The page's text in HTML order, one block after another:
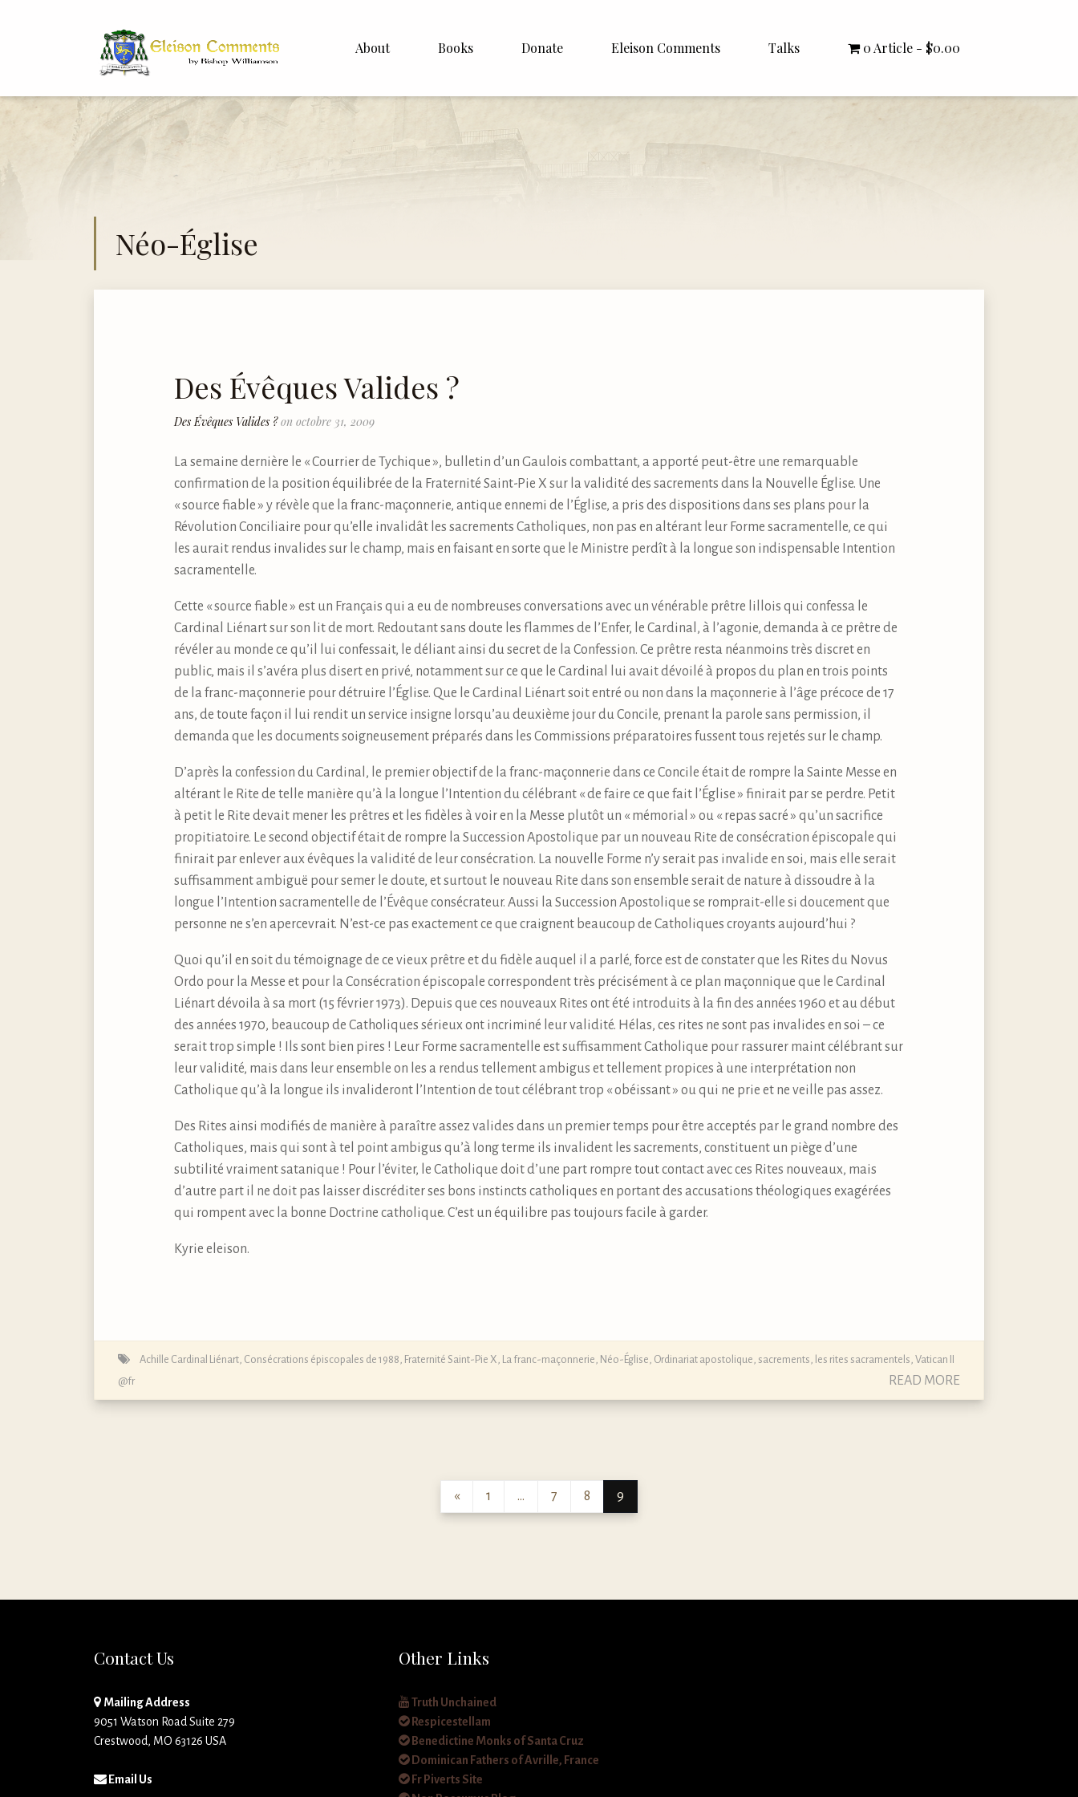
About
Bishop Williamson
Dr. White
Books Donate Eleison Comments
Italiano
Talks
Rector Letters
0 Article $0.00
Néo-Église
Des Évêques Valides ?
Des Évêques Valides ?on octobre 31, 2009
La semaine dernière le « Courrier de Tychique », bulletin d’un Gaulois combattant, a apporté peut-être une remarquable
confirmation de la position équilibrée de la Fraternité Saint-Pie X sur la validité des sacrements dans la Nouvelle Église. Une
« source fiable » y révèle que la franc-maçonnerie, antique ennemi de l’Église, a pris des dispositions dans ses plans pour la
Révolution Conciliaire pour qu’elle invalidât les sacrements Catholiques, non pas en altérant leur Forme sacramentelle, ce qui
les aurait rendus invalides sur le champ, mais en faisant en sorte que le Ministre perdît à la longue son indispensable Intention
sacramentelle.
Cette « source fiable » est un Français qui a eu de nombreuses conversations avec un vénérable prêtre lillois qui confessa le
Cardinal Liénart sur son lit de mort. Redoutant sans doute les flammes de l’Enfer, le Cardinal, à l’agonie, demanda à ce prêtre de
révéler au monde ce qu’il lui confessait, le déliant ainsi du secret de la Confession. Ce prêtre resta néanmoins très discret en
public, mais il s’avéra plus disert en privé, notamment sur ce que le Cardinal lui avait dévoilé à propos du plan en trois points
de la franc-maçonnerie pour détruire l’Église. Que le Cardinal Liénart soit entré ou non dans la maçonnerie à l’âge précoce de 17
ans, de toute façon il lui rendit un service insigne lorsqu’au deuxième jour du Concile, prenant la parole sans permission, il
demanda que les documents soigneusement préparés dans les Commissions préparatoires fussent tous rejetés sur le champ.
D’après la confession du Cardinal, le premier objectif de la franc-maçonnerie dans ce Concile était de rompre la Sainte Messe en
altérant le Rite de telle manière qu’à la longue l’Intention du célébrant « de faire ce que fait l’Église » finirait par se perdre. Petit
à petit le Rite devait mener les prêtres et les fidèles à voir en la Messe plutôt un « mémorial » ou « repas sacré » qu’un sacrifice
propitiatoire. Le second objectif était de rompre la Succession Apostolique par un nouveau Rite de consécration épiscopale qui
finirait par enlever aux évêques la validité de leur consécration. La nouvelle Forme n’y serait pas invalide en soi, mais elle serait
suffisamment ambiguë pour semer le doute, et surtout le nouveau Rite dans son ensemble serait de nature à dissoudre à la
longue l’Intention sacramentelle de l’Évêque consécrateur. Aussi la Succession Apostolique se romprait-elle si doucement que
personne ne s’en apercevrait. N’est-ce pas exactement ce que craignent beaucoup de Catholiques croyants aujourd’hui ?
Quoi qu’il en soit du témoignage de ce vieux prêtre et du fidèle auquel il a parlé, force est de constater que les Rites du Novus
Ordo pour la Messe et pour la Consécration épiscopale correspondent très précisément à ce plan maçonnique que le Cardinal
Liénart dévoila à sa mort (15 février 1973). Depuis que ces nouveaux Rites ont été introduits à la fin des années 1960 et au début
des années 1970, beaucoup de Catholiques sérieux ont incriminé leur validité. Hélas, ces rites ne sont pas invalides en soi – ce
serait trop simple ! Ils sont bien pires ! Leur Forme sacramentelle est suffisamment Catholique pour rassurer maint célébrant sur
leur validité, mais dans leur ensemble on les a rendus tellement ambigus et tellement propices à une interprétation non
Catholique qu’à la longue ils invalideront l’Intention de tout célébrant trop « obéissant » ou qui ne prie et ne veille pas assez.
Des Rites ainsi modifiés de manière à paraître assez valides dans un premier temps pour être acceptés par le grand nombre des
Catholiques, mais qui sont à tel point ambigus qu’à long terme ils invalident les sacrements, constituent un piège d’une
subtilité vraiment satanique ! Pour l’éviter, le Catholique doit d’une part rompre tout contact avec ces Rites nouveaux, mais
d’autre part il ne doit pas laisser discréditer ses bons instincts catholiques en portant des accusations théologiques exagérées
qui rompent avec la bonne Doctrine catholique. C’est un équilibre pas toujours facile à garder.
Kyrie eleison.
Achille Cardinal Liénart Consécrations épiscopales de 1988 Fraternité Saint-Pie X La franc-maçonnerie Néo-Église Ordinariat apostolique sacrements, les rites sacramentels Vatican II
@fr
READ MORE
« 1 … 7 8 9
Contact Us
Mailing Address
9051 Watson Road Suite 279
Crestwood, MO 63126 USA
Email Us
Other Links
Truth Unchained
Respicestellam
Benedictine Monks of Santa Cruz
Dominican Fathers of Avrille, France
Fr Piverts Site